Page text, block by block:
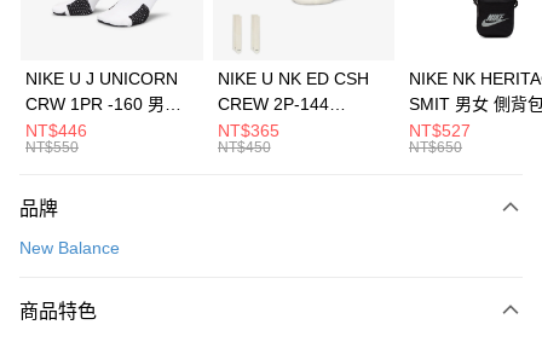
上海商業儲蓄銀行
元大商業銀行
台灣樂天信用卡公司
Apple Pay
全盈+PAY
AFTEE先享後付
【關於「AFTEE先享後付」】
便利好安心！
３．安心：先確認商品／服務後，再付款。
運送方式
每筆NT$100，滿NT$1,500(含以上)免運費
NIKE U J UNICORN
CRW 1PR -160 男女
中統襪 FZ3393100
NT$446
NT$550
NIKE U NK ED CSH
CREW 2P-144
EMBRDY 男女 短統襪
FZ3073133
NT$365
NT$450
NIKE NK
SMIT 男女 側背
BA5871010
NT$527
NT$650
品牌
New Balance
商品特色